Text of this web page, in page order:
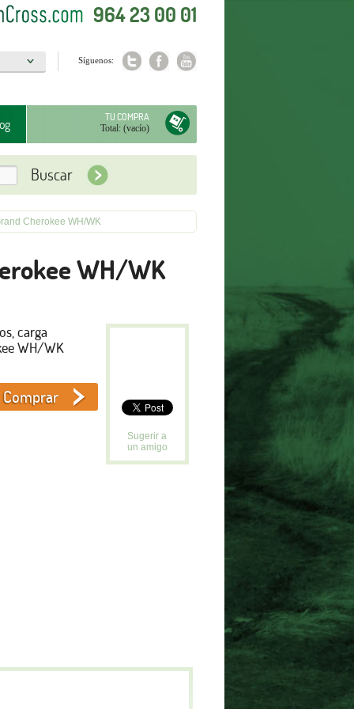
964 23 00 01
Síguenos:
TU COMPRA
Total: (vacío)
Cherokee WH/WK
WH/WK
carga
WH/WK
Sugerir a
un amigo